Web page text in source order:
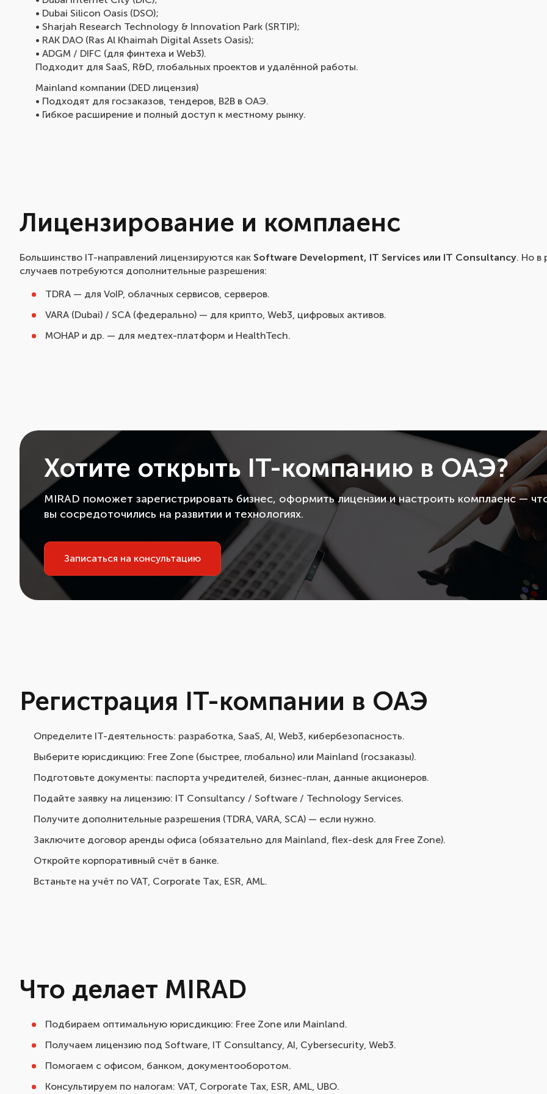
• Dubai Silicon Oasis (DSO);
• Sharjah Research Technology & Innovation Park (SRTIP);
• RAK DAO (Ras Al Khaimah Digital Assets Oasis);
• ADGM / DIFC (для финтеха и Web3).
Подходит для SaaS, R&D, глобальных проектов и удалённой работы.
Mainland компании (DED лицензия)
• Подходят для госзаказов, тендеров, B2B в ОАЭ.
• Гибкое расширение и полный доступ к местному рынку.
Лицензирование и комплаенс
Большинство IT-направлений лицензируются как Software Development, IT Services или IT Consultancy. Но в
случаев потребуются дополнительные разрешения:
TDRA — для VoIP, облачных сервисов, серверов.
VARA (Dubai) / SCA (федерально) — для крипто, Web3, цифровых активов.
MOHAP и др. — для медтех-платформ и HealthTech.
Хотите открыть IT-компанию в ОАЭ?
MIRAD поможет зарегистрировать бизнес, оформить лицензии и настроить комплаенс —
вы сосредоточились на развитии и технологиях.
Записаться на консультацию
Регистрация IT-компании в ОАЭ
Определите IT-деятельность: разработка, SaaS, AI, Web3, кибербезопасность.
Выберите юрисдикцию: Free Zone (быстрее, глобально) или Mainland (госзаказы).
Подготовьте документы: паспорта учредителей, бизнес-план, данные акционеров.
Подайте заявку на лицензию: IT Consultancy / Software / Technology Services.
Получите дополнительные разрешения (TDRA, VARA, SCA) — если нужно.
Заключите договор аренды офиса (обязательно для Mainland, flex-desk для Free Zone).
Откройте корпоративный счёт в банке.
Встаньте на учёт по VAT, Corporate Tax, ESR, AML.
Что делает MIRAD
Подбираем оптимальную юрисдикцию: Free Zone или Mainland.
Получаем лицензию под Software, IT Consultancy, AI, Cybersecurity, Web3.
Помогаем с офисом, банком, документооборотом.
Консультируем по налогам: VAT, Corporate Tax, ESR, AML, UBO.